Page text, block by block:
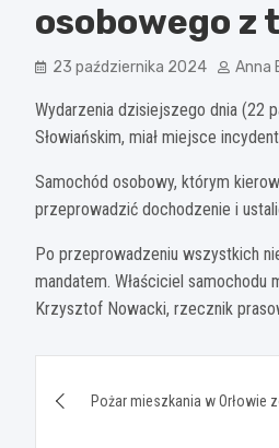
osobowego z
23 października 2024 Anna
Wydarzenia dzisiejszego dnia (22
Słowiańskim, miał miejsce
Samochód osobowy, którym
przeprowadzić dochodzenie i
Po przeprowadzeniu wszystkich
mandatem. Właściciel
Krzysztof Nowacki, rzecznik
wpisuPożar mieszkania w Orłowie